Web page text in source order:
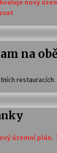
nový
na
restauracích.
územní plán.